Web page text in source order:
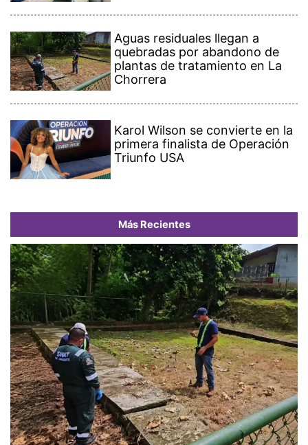
Aguas residuales llegan a
quebradas por abandono de
plantas de tratamiento en La
Chorrera
Karol Wilson se convierte en la
primera finalista de Operación
Triunfo USA
Más Recientes